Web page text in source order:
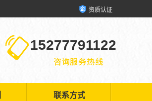
资质认证
15277791122
联系方式